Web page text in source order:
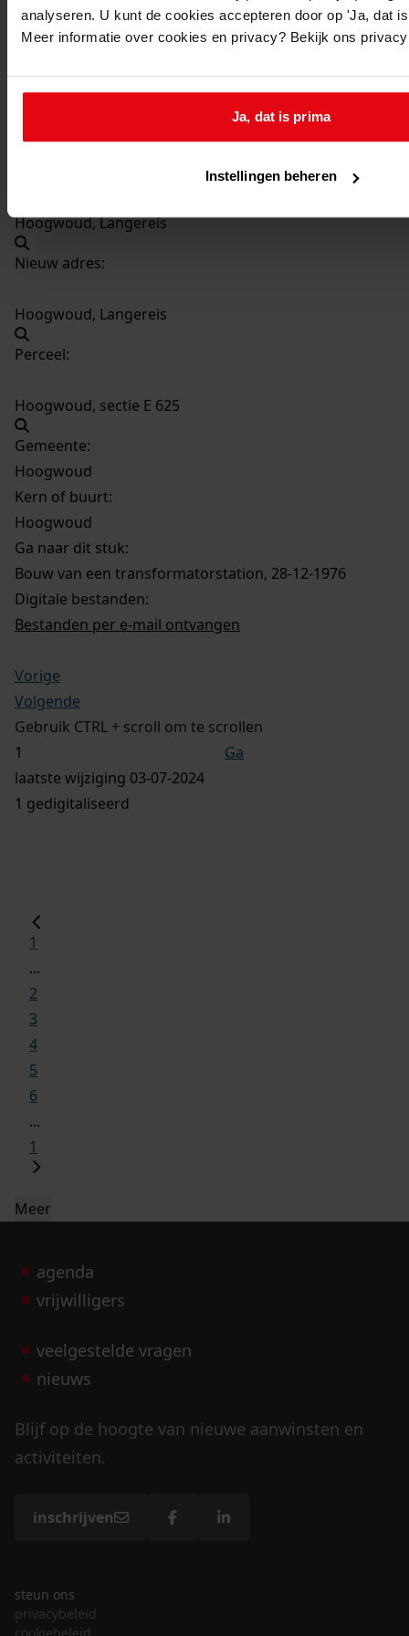
analyseren. U kunt de cookies accepteren door op 'Ja, dat
Meer informatie over cookies en privacy? Bekijk ons
Ja, dat is prima
Instellingen beheren
Datering:
28-12-1976
Bouw van een transformatorstation
28-12-1976
Hoogwoud, Langereis
Nieuw adres:
Hoogwoud, Langereis
Perceel:
Hoogwoud, sectie E 625
Gemeente:
Hoogwoud
Kern of buurt:
Hoogwoud
Ga naar dit stuk:
Bouw van een transformatorstation, 28-12-1976
Digitale bestanden:
Bestanden per e-mail ontvangen
Vorige
Volgende
Gebruik CTRL + scroll om te scrollen
Ga
laatste wijziging 03-07-2024
1 gedigitaliseerd
1
...
2
3
4
5
6
...
1
Meer
agenda
vrijwilligers
veelgestelde vragen
nieuws
Blijf op de hoogte van nieuwe aanwinsten en
activiteiten.
inschrijven
steun ons
privacybeleid
cookiebeleid